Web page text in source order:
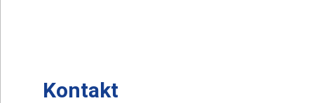
Kontakt